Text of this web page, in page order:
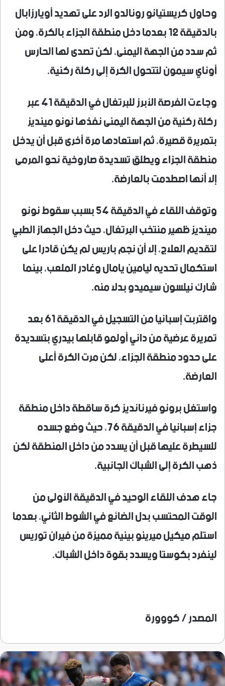
وحاول كريستيانو رونالدو الرد على تهديد أويارزابال
بالدقيقة 12 بعدما دخل منطقة الجزاء بالكرة، ومن
ثم سدد من الجهة اليمنى، لكن تصدى لها الحارس
أوناي سيمون لتتحول الكرة إلى ركلة ركنية.
وجاءت الفرصة الأبرز للبرتغال في الدقيقة 41 عبر
ركلة ركنية من الجهة اليمنى نفذها نونو مينديز
بتمريرة قصيرة، ثم استعادها مرة أخرى قبل أن يدخل
منطقة الجزاء ويطلق تسديدة صاروخية نحو المرمى
إلا أنها اصطدمت بالعارضة.
وتوقف اللقاء في الدقيقة 54 بسبب سقوط نونو
مينديز ظهير منتخب البرتغال، حيث دخل الجهاز الطبي
لتقديم العلاج، إلا أن نجم باريس لم يكن قادرا على
استكمال تحديه ليامين يامال وغادر الملعب، بينما
شارك نيلسون سيميدو بدلا منه.
واقتربت إسبانيا من التسجيل في الدقيقة 61 بعد
تمريرة عرضية من داني أولمو قابلها بيدري بتسديدة
على حدود منطقة الجزاء، لكن مرت الكرة أعلى
العارضة.
واستغل برونو فيرنانديز كرة ساقطة داخل منطقة
جزاء إسبانيا في الدقيقة 76، حيث وضع جسده
للسيطرة عليها قبل أن يسدد من داخل المنطقة لكن
ذهب الكرة إلى الشباك الجانبية.
جاء هدف اللقاء الوحيد في الدقيقة الأولى من
الوقت المحتسب بدل الضائع في الشوط الثاني، بعدما
استلم ميكيل ميرينو بينية مميزة من فيران توريس
لينفرد بكوستا ويسدد بقوة داخل الشباك.
المصدر / كووورة